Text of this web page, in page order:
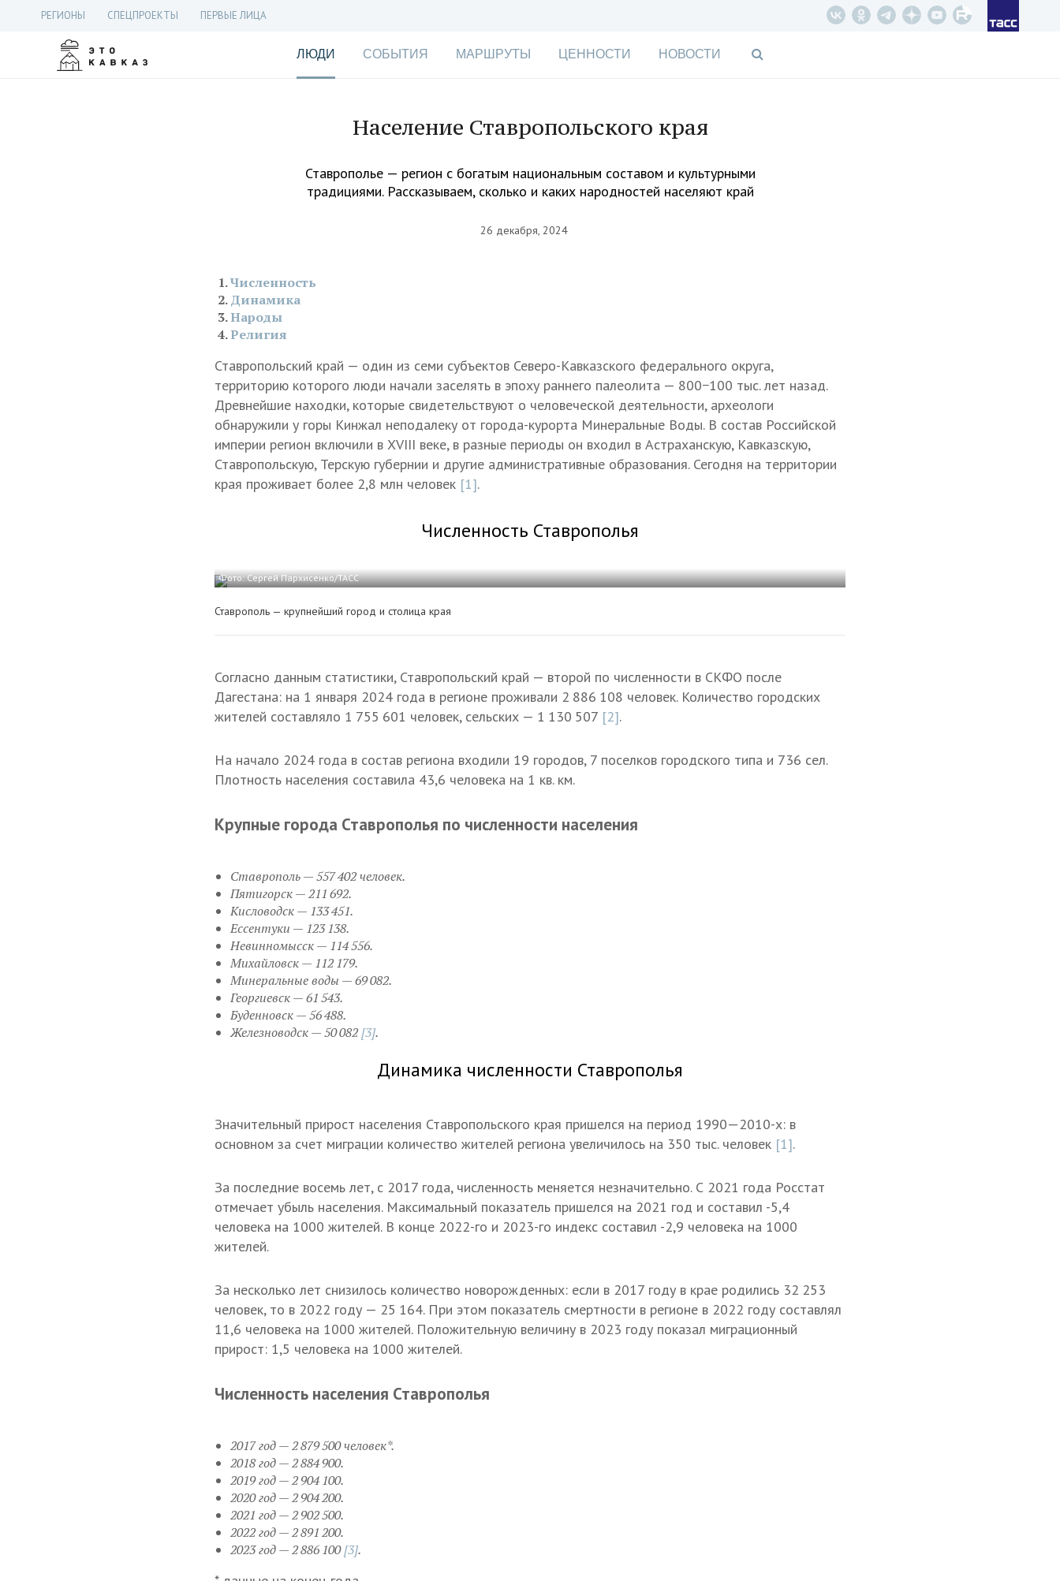
РЕГИОНЫ СПЕЦПРОЕКТЫ ПЕРВЫЕ ЛИЦА
ЛЮДИ СОБЫТИЯ МАРШРУТЫ ЦЕННОСТИ НОВОСТИ
Население Ставропольского края
Ставрополье — регион с богатым национальным составом и культурными
традициями. Рассказываем, сколько и каких народностей населяют край
26 декабря, 2024
Численность
Динамика
Народы
Религия
Ставропольский край — один из семи субъектов Северо-Кавказского федерального округа,
территорию которого люди начали заселять в эпоху раннего палеолита — 800−100 тыс. лет на­зад.
Древнейшие находки, которые свидетельствуют о человеческой деятельности, археологи
обнаружили у горы Кинжал неподалеку от города-курорта Минеральные Воды. В состав Российской
империи регион включили в XVIII веке, в разные периоды он входил в Астраханскую, Кавказскую,
Ставропольскую, Терскую губернии и другие административные образования. Сегодня на территории
края проживает более 2,8 млн человек [1].
Численность Ставрополья
Фото: Сергей Пархисенко/ТАСС
Ставрополь — крупнейший город и столица края
Согласно данным статистики, Ставропольский край — второй по численности в СКФО после
Дагестана: на 1 января 2024 года в регионе проживали 2 886 108 человек. Количество городских
жителей составляло 1 755 601 человек, сельских — 1 130 507 [2].
На начало 2024 года в состав региона входили 19 городов, 7 поселков городского типа и 736 сел.
Плотность населения составила 43,6 человека на 1 кв. км.
Крупные города Ставрополья по численности населения
Ставрополь — 557 402 человек.
Пятигорск — 211 692.
Кисловодск — 133 451.
Ессентуки — 123 138.
Невинномысск — 114 556.
Михайловск — 112 179.
Минеральные воды — 69 082.
Георгиевск — 61 543.
Буденновск — 56 488.
Железноводск — 50 082[3].
Динамика численности Ставрополья
Значительный прирост населения Ставропольского края пришелся на период 1990—2010-х: в
основном за счет миграции количество жителей региона увеличилось на 350 тыс. человек [1].
За последние восемь лет, с 2017 года, численность меняется незначительно. С 2021 года Росстат
отмечает убыль населения. Максимальный показатель пришелся на 2021 год и составил -5,4
человека на 1000 жителей. В конце 2022-го и 2023-го индекс составил -2,9 человека на 1000
жителей.
За несколько лет снизилось количество новорожденных: если в 2017 году в крае родились 32 253
человек, то в 2022 году — 25 164. При этом показатель смертности в регионе в 2022 году составлял
11,6 человека на 1000 жителей. Положительную величину в 2023 году показал миграционный
прирост: 1,5 человека на 1000 жителей.
Численность населения Ставрополья
2017 год — 2 879 500 человек*.
2018 год — 2 884 900.
2019 год — 2 904 100.
2020 год — 2 904 200.
2021 год — 2 902 500.
2022 год — 2 891 200.
2023 год — 2 886 100[3].